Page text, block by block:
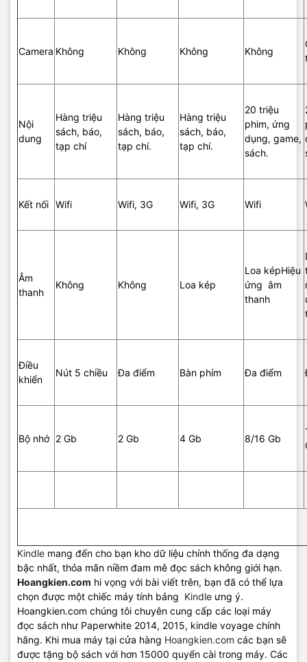
Camera Không Không Không Không
Nội
dung
Hàng triệu
sách, báo,
tạp chí
Hàng triệu
sách, báo,
tạp chí.
Hàng triệu
sách, báo,
tạp chí.
20 triệu
phim, ứng
dụng, game,
sách.
Kết nối Wifi Wifi, 3G Wifi, 3G Wifi
Âm
thanh
Không Không Loa kép
Loa képHiệu
ứng âm
thanh
Điều
khiển
Nút 5 chiều Đa điểm Bàn phím Đa điểm
Bộ nhớ 2 Gb 2 Gb 4 Gb 8/16 Gb
Kindle mang đến cho bạn kho dữ liệu chính thống đa dạng
bậc nhất, thỏa mãn niềm đam mê đọc sách không giới hạn.
Hoangkien.com hi vọng với bài viết trên, bạn đã có thể lựa
chọn được một chiếc máy tính bảng Kindle ưng ý.
Hoangkien.com chúng tôi chuyên cung cấp các loại máy
đọc sách như Paperwhite 2014, 2015, kindle voyage chính
hãng. Khi mua máy tại cửa hàng Hoangkien.com các bạn sẽ
được tặng bộ sách với hơn 15000 quyển cài trong máy. Các